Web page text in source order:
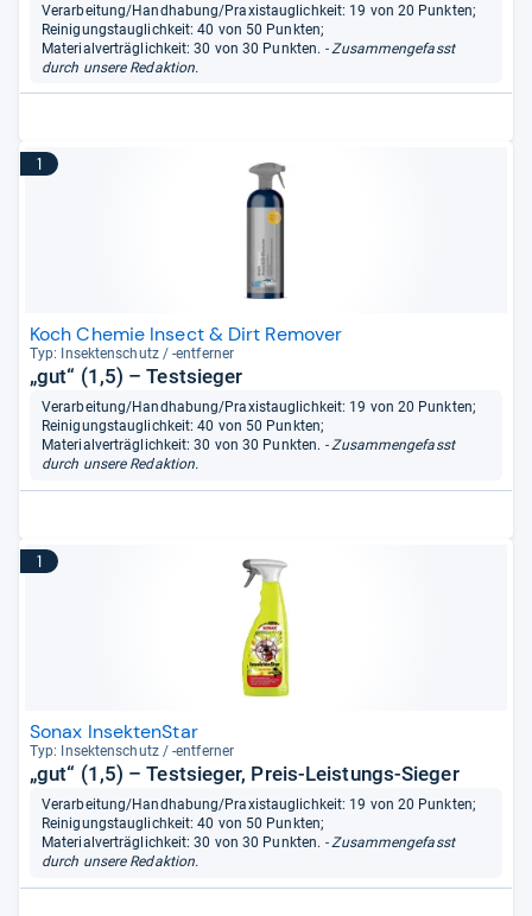
Verarbeitung/Handhabung/Praxistauglichkeit: 19 von 20 Punkten;
Reinigungstauglichkeit: 40 von 50 Punkten;
Materialverträglichkeit: 30 von 30 Punkten. - Zusammengefasst
durch unsere Redaktion.
1
Koch Chemie Insect & Dirt Remover
Typ: Insek­ten­schutz / -​ent­fer­ner
„gut“ (1,5) – Testsieger
Verarbeitung/Handhabung/Praxistauglichkeit: 19 von 20 Punkten;
Reinigungstauglichkeit: 40 von 50 Punkten;
Materialverträglichkeit: 30 von 30 Punkten. - Zusammengefasst
durch unsere Redaktion.
1
Sonax InsektenStar
Typ: Insek­ten­schutz / -​ent­fer­ner
„gut“ (1,5) – Testsieger, Preis-Leistungs-Sieger
Verarbeitung/Handhabung/Praxistauglichkeit: 19 von 20 Punkten;
Reinigungstauglichkeit: 40 von 50 Punkten;
Materialverträglichkeit: 30 von 30 Punkten. - Zusammengefasst
durch unsere Redaktion.